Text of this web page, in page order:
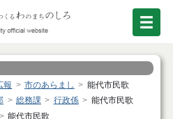
報 市のあらまし
能代市民歌
総務課 行政係
能代市民歌
能代市民歌